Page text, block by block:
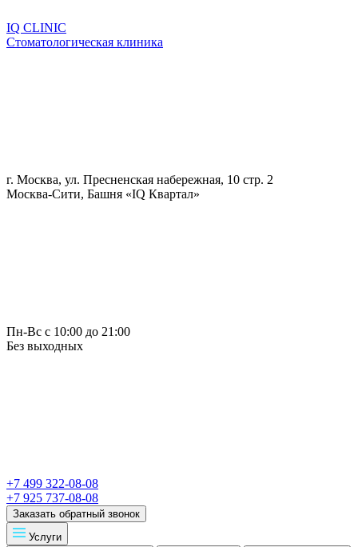
IQ CLINIC
Стоматологическая клиника
г. Москва, ул. Пресненская набережная, 10 стр. 2
Москва-Сити, Башня «IQ Квартал»
Пн-Вс с 10:00 до 21:00
Без выходных
+7 499 322-08-08
+7 925 737-08-08
Заказать обратный звонок
Услуги